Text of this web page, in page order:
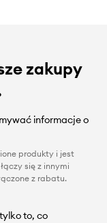
zakupy
informacje o
produkty i jest
się z innymi
z rabatu.
to, co